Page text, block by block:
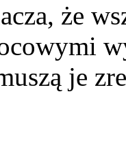
że
je